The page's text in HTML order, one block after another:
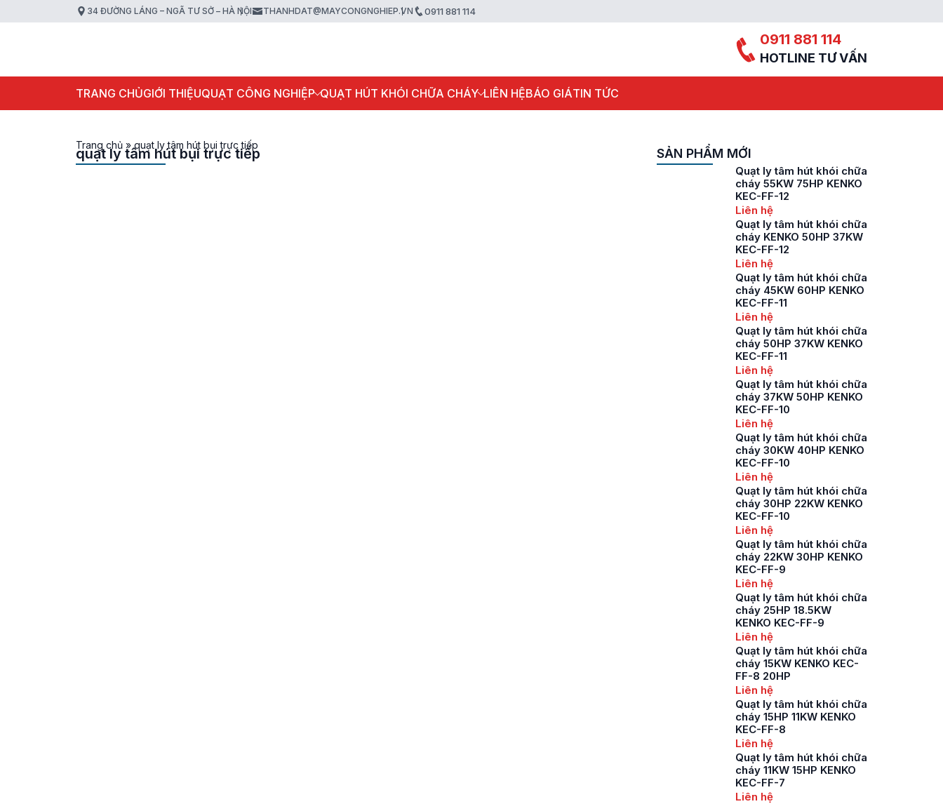
34 ĐƯỜNG LÁNG – NGÃ TƯ SỞ – HÀ NỘI THANHDAT@MAYCONGNGHIEP.VN 0911 881 114
0911 881 114
HOTLINE TƯ VẤN
TRANG CHỦGIỚI THIỆUQUẠT CÔNG NGHIỆP QUẠT HÚT KHÓI CHỮA CHÁY LIÊN HỆBÁO GIÁTIN TỨC
Trang chủ »quạt ly tâm hút bụi trực tiếp
quạt ly tâm hút bụi trực tiếp SẢN PHẨM MỚI
Quạt ly tâm hút khói chữa
cháy 55KW 75HP KENKO
KEC-FF-12
Liên hệ
Quạt ly tâm hút khói chữa
cháy KENKO 50HP 37KW
KEC-FF-12
Liên hệ
Quạt ly tâm hút khói chữa
cháy 45KW 60HP KENKO
KEC-FF-11
Liên hệ
Quạt ly tâm hút khói chữa
cháy 50HP 37KW KENKO
KEC-FF-11
Liên hệ
Quạt ly tâm hút khói chữa
cháy 37KW 50HP KENKO
KEC-FF-10
Liên hệ
Quạt ly tâm hút khói chữa
cháy 30KW 40HP KENKO
KEC-FF-10
Liên hệ
Quạt ly tâm hút khói chữa
cháy 30HP 22KW KENKO
KEC-FF-10
Liên hệ
Quạt ly tâm hút khói chữa
cháy 22KW 30HP KENKO
KEC-FF-9
Liên hệ
Quạt ly tâm hút khói chữa
cháy 25HP 18.5KW
KENKO KEC-FF-9
Liên hệ
Quạt ly tâm hút khói chữa
cháy 15KW KENKO KEC-
FF-8 20HP
Liên hệ
Quạt ly tâm hút khói chữa
cháy 15HP 11KW KENKO
KEC-FF-8
Liên hệ
Quạt ly tâm hút khói chữa
cháy 11KW 15HP KENKO
KEC-FF-7
Liên hệ